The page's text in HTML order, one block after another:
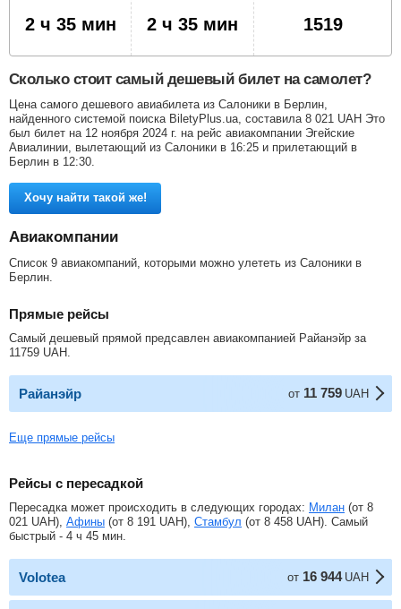
2 ч 35 мин 2 ч 35 мин 1519
Сколько стоит самый дешевый билет на самолет?
Цена самого дешевого авиабилета из Салоники в Берлин,
найденного системой поиска BiletyPlus.ua, составила 8 021 UAH Это
был билет на 12 ноября 2024 г. на рейс авиакомпании Эгейские
Авиалинии, вылетающий из Салоники в 16:25 и прилетающий в
Берлин в 12:30.
Хочу найти такой же!
Авиакомпании
Список 9 авиакомпаний, которыми можно улететь из Салоники в
Берлин.
Прямые рейсы
Самый дешевый прямой предсавлен авиакомпанией Райанэйр за
11759 UAH
Райанэйр от 11 759 UAH
Еще прямые рейсы
Рейсы с пересадкой
Пересадка может происходить в следующих городах: Милан (от 8
021 UAH), Афины (от 8 191 UAH), Стамбул (от 8 458 UAH). Самый
быстрый - 4 ч 45 мин.
Volotea от 16 944 UAH